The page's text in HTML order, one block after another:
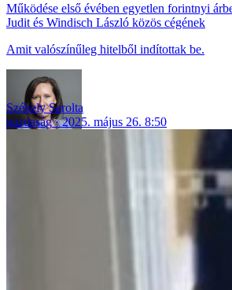
Működése első évében egyetlen forintnyi
Judit és Windisch László közös cégének
Amit valószínűleg hitelből indítottak be.
Székely Sarolta
gazdaság
2025. május 26. 8:50